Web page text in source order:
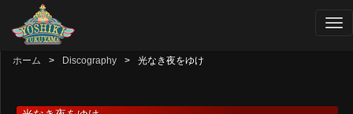
ホーム Discography 光なき夜をゆけ